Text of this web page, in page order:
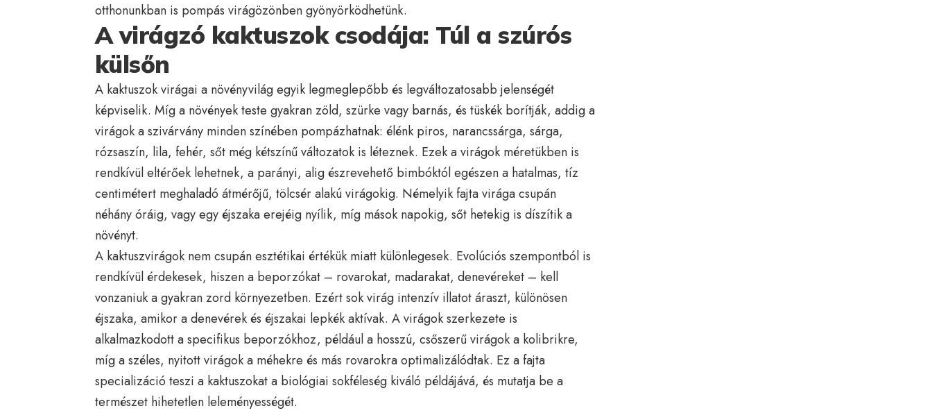
otthonunkban is pompás virágözönben gyönyörködhetünk.
A virágzó kaktuszok csodája: Túl a szúrós
külsőn
A kaktuszok virágai a növényvilág egyik legmeglepőbb és legváltozatosabb jelenségét
képviselik. Míg a növények teste gyakran zöld, szürke vagy barnás, és tüskék borítják, addig a
virágok a szivárvány minden színében pompázhatnak: élénk piros, narancssárga, sárga,
rózsaszín, lila, fehér, sőt még kétszínű változatok is léteznek. Ezek a virágok méretükben is
rendkívül eltérőek lehetnek, a parányi, alig észrevehető bimbóktól egészen a hatalmas, tíz
centimétert meghaladó átmérőjű, tölcsér alakú virágokig. Némelyik fajta virága csupán
néhány óráig, vagy egy éjszaka erejéig nyílik, míg mások napokig, sőt hetekig is díszítik a
növényt.
A kaktuszvirágok nem csupán esztétikai értékük miatt különlegesek. Evolúciós szempontból is
rendkívül érdekesek, hiszen a beporzókat – rovarokat, madarakat, denevéreket – kell
vonzaniuk a gyakran zord környezetben. Ezért sok virág intenzív illatot áraszt, különösen
éjszaka, amikor a denevérek és éjszakai lepkék aktívak. A virágok szerkezete is
alkalmazkodott a specifikus beporzókhoz, például a hosszú, csőszerű virágok a kolibrikre,
míg a széles, nyitott virágok a méhekre és más rovarokra optimalizálódtak. Ez a fajta
specializáció teszi a kaktuszokat a biológiai sokféleség kiváló példájává, és mutatja be a
természet hihetetlen leleményességét.